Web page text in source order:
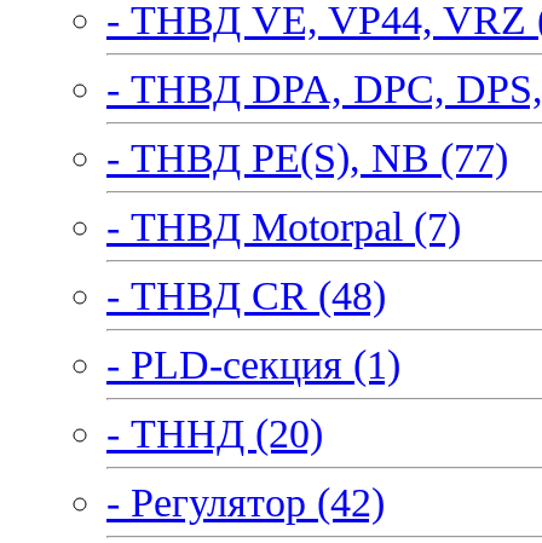
- ТНВД VE, VP44, VRZ
- ТНВД DPA, DPC,
- ТНВД PE(S), NB (77)
- ТНВД Motorpal (7)
- ТНВД CR (48)
- PLD-секция (1)
- ТННД (20)
- Регулятор (42)